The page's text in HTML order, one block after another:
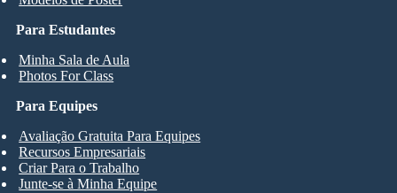
Para Estudantes
Minha Sala de Aula
Photos For Class
Para Equipes
Avaliação Gratuita Para Equipes
Recursos Empresariais
Criar Para o Trabalho
Junte-se à Minha Equipe